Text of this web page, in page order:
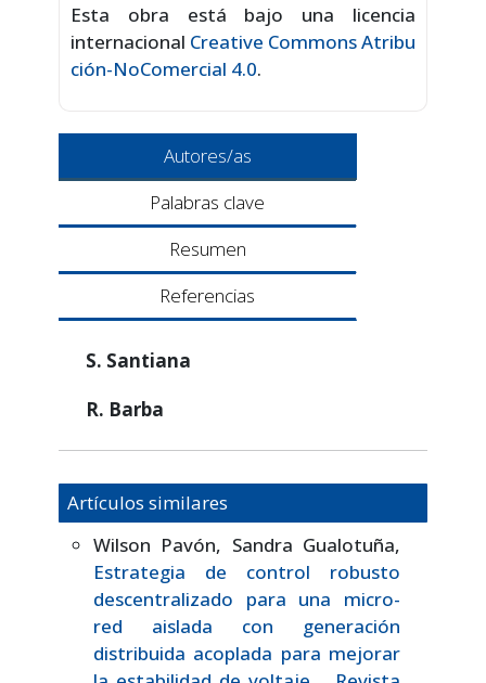
Esta obra está bajo una licencia
internacional Creative Commons Atribu
ción-NoComercial 4.0.
Autores/as
Palabras clave
Resumen
Referencias
S. Santiana
R. Barba
Artículos similares
Wilson Pavón, Sandra Gualotuña,
Estrategia de control robusto
descentralizado para una micro-
red aislada con generación
distribuida acoplada para mejorar